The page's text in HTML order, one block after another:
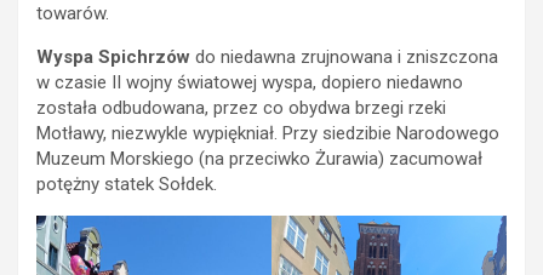
towarów.
Wyspa Spichrzów do niedawna zrujnowana i zniszczona
w czasie II wojny światowej wyspa, dopiero niedawno
została odbudowana, przez co obydwa brzegi rzeki
Motławy, niezwykle wypiękniał. Przy siedzibie Narodowego
Muzeum Morskiego (na przeciwko Żurawia) zacumował
potężny statek Sołdek.